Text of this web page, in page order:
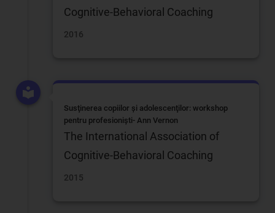
Cognitive-Behavioral Coaching
2016
Susţinerea copiilor şi adolescenţilor: workshop
pentru profesionişti- Ann Vernon
The International Association of
Cognitive-Behavioral Coaching
2015